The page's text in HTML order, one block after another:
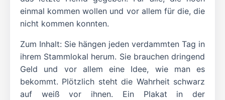
einmal kommen wollen und vor allem für die, die
nicht kommen konnten.
Zum Inhalt: Sie hängen jeden verdammten Tag in
ihrem Stammlokal herum. Sie brauchen dringend
Geld und vor allem eine Idee, wie man es
bekommt. Plötzlich steht die Wahrheit schwarz
auf weiß vor ihnen. Ein Plakat in der